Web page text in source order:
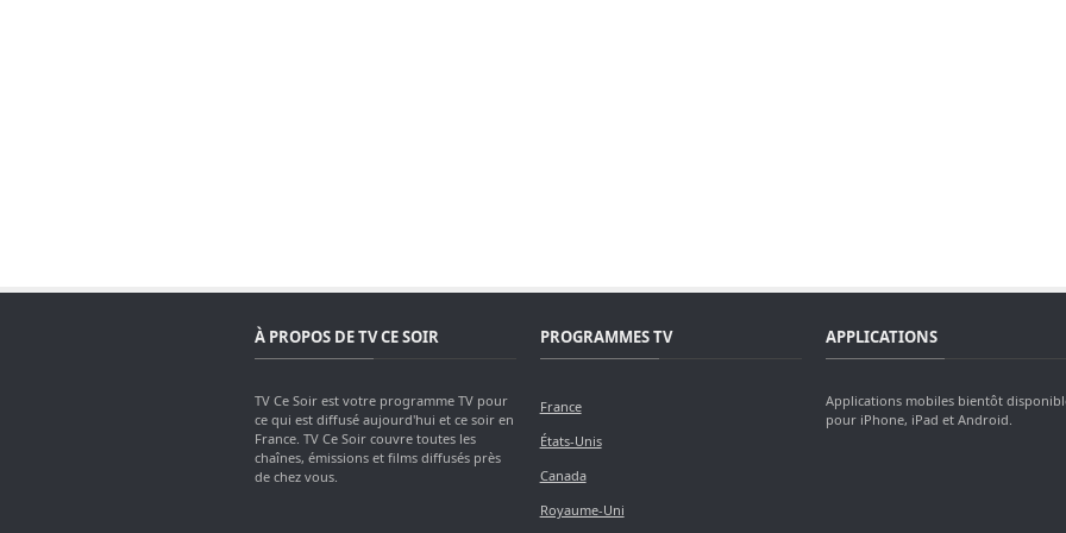
À PROPOS DE TV CE SOIR
TV Ce Soir est votre programme TV pour
ce qui est diffusé aujourd'hui et ce soir en
France. TV Ce Soir couvre toutes les
chaînes, émissions et films diffusés près
de chez vous.
PROGRAMMES TV
France
États-Unis
Canada
Royaume-Uni
APPLICATIONS
Applications mobiles bientôt
pour iPhone, iPad et Android.